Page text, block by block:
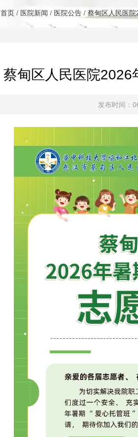
首页 / 医院新闻 / 医院公告 / 蔡甸区人民医院
蔡甸区人民医院2026
发布时间：